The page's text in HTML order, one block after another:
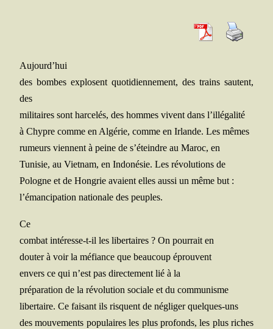
Aujourd’hui
des bombes explosent quo­ti­dien­ne­ment, des trains sautent,
des
mili­taires sont har­ce­lés, des hommes vivent dans l’illégalité
à Chypre comme en Algé­rie, comme en Irlande. Les mêmes
rumeurs viennent à peine de s’é­teindre au Maroc, en
Tuni­sie, au Viet­nam, en Indo­né­sie. Les révo­lu­tions de
Pologne et de Hon­grie avaient elles aus­si un même but :
l’é­man­ci­pa­tion natio­nale des peuples.
Ce
com­bat inté­resse-t-il les liber­taires ? On pour­rait en
dou­ter à voir la méfiance que beau­coup éprouvent
envers ce qui n’est pas direc­te­ment lié à la
pré­pa­ra­tion de la révo­lu­tion sociale et du communisme
liber­taire. Ce fai­sant ils risquent de négli­ger quelques-uns
des mou­ve­ments popu­laires les plus pro­fonds, les plus riches